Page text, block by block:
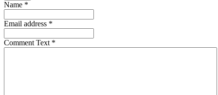
Name *
Email address *
Comment Text *